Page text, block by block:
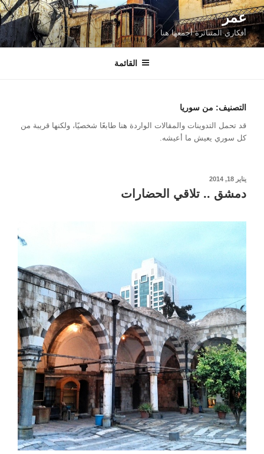
التجاوز
إلى
المحتوى
عمر
أفكاري المتناثرة أجمعها هنا
القائمة
التصنيف: من سوريا
قد تحمل التدوينات والمقالات الواردة هنا طابعًا شخصيًا، ولكنها قريبة من
كل سوري يعيش ما أعيشه.
نُشر
يناير 18, 2014
دمشق .. تلاقي الحضارات